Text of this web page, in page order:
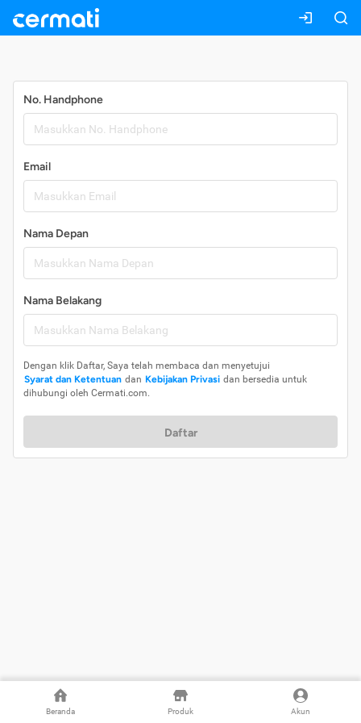
Beranda Produk Akun
No. Handphone
Email
Nama Depan
Nama Belakang
Dengan klik Daftar, Saya telah membaca dan menyetujui
Syarat dan Ketentuan dan Kebijakan Privasi dan bersedia untuk
dihubungi oleh Cermati.com.
Daftar